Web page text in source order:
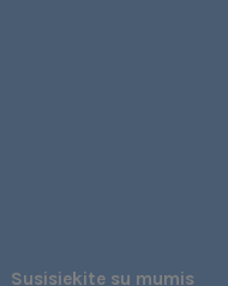
Susisiekite su mumis